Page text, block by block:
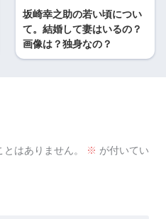
坂崎幸之助の若い頃につい
て。結婚して妻はいるの？
画像は？独身なの？
はありません。 ※ が付いてい